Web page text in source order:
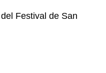
Festival de San